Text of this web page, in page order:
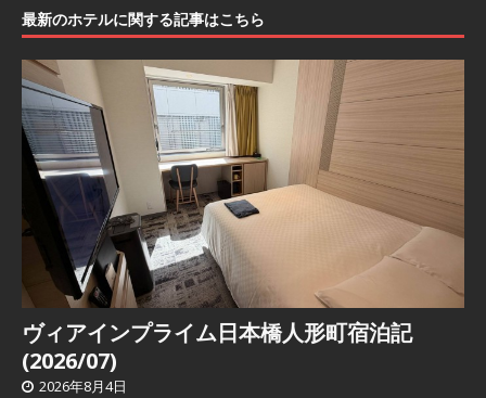
最新のホテルに関する記事はこちら
ヴィアインプライム日本橋人形町宿泊記
(2026/07)
2026年8月4日